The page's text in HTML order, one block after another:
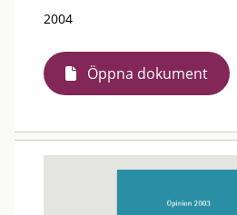
2004
Öppna dokument